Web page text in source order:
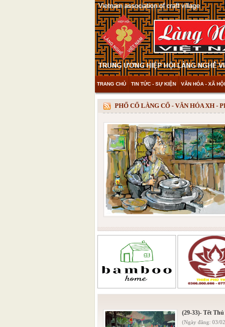
TRANG CHỦ TIN TỨC - SỰ KIỆN VĂN HÓA - XÃ HỘI
THAM KHẢO & KHÁM PHÁ VIDEO
PHỐ CỔ LÀNG CỔ - VĂN HÓA XH -
(29-33)- Tết
(Ngày đăng: 03/